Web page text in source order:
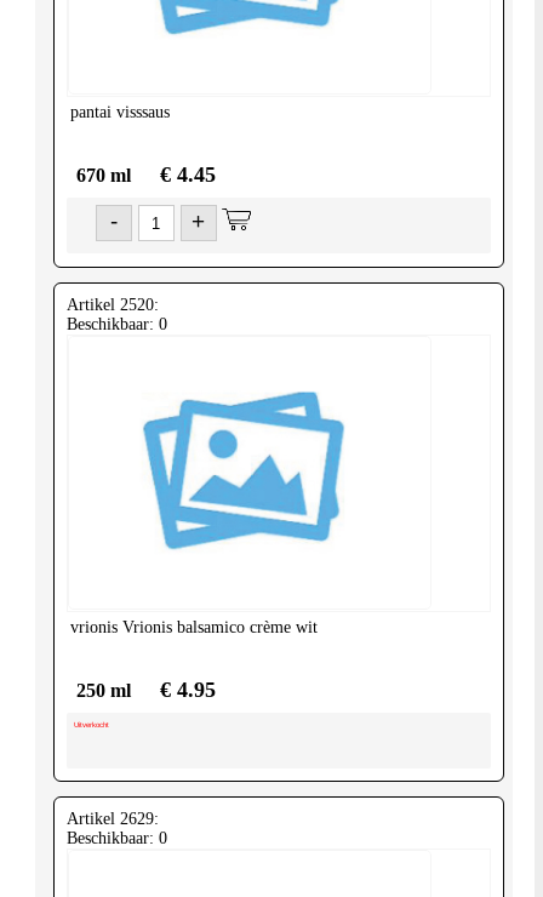
pantai visssaus
670 ml € 4.45
- +
Artikel 2520:
Beschikbaar: 0
vrionis Vrionis balsamico crème wit
250 ml € 4.95
Uitverkocht
Artikel 2629:
Beschikbaar: 0